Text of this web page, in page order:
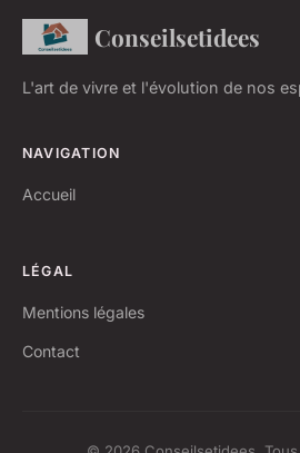
Conseilsetidees
L'art de vivre et l'évolution de nos
NAVIGATION
Accueil
LÉGAL
Mentions légales
Contact